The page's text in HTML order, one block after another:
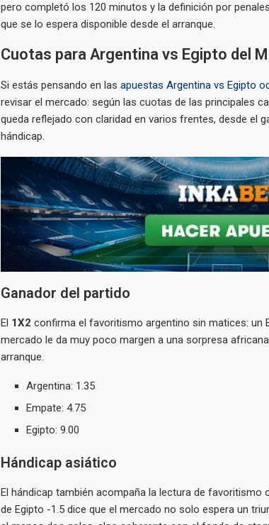
pero completó los 120 minutos y la definición por
que se lo espera disponible desde el arranque.
Cuotas para Argentina vs Egipto del
Si estás pensando en las apuestas Argentina vs Egipto
revisar el mercado: según las cuotas de las principales
queda reflejado con claridad en varios frentes, desde el
hándicap.
Ganador del partido
El 1X2 confirma el favoritismo argentino sin matices: un
mercado le da muy poco margen a una sorpresa
arranque.
Argentina: 1.35
Empate: 4.75
Egipto: 9.00
Hándicap asiático
El hándicap también acompaña la lectura de favoritismo
de Egipto -1.5 dice que el mercado no solo espera un